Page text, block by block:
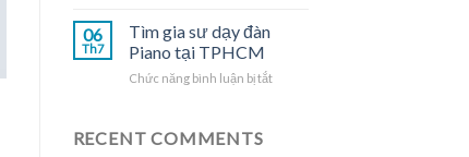
đàn
06
Th7
Tìm gia sư dạy đàn
Piano tại TPHCM
Chức năng bình luận bị tắtở
RECENT COMMENTS